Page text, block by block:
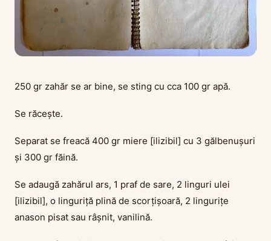
250 gr zahăr se ar bine, se sting cu cca 100 gr apă.
Se răcește.
Separat se freacă 400 gr miere [ilizibil] cu 3 gălbenușuri
și 300 gr făină.
Se adaugă zahărul ars, 1 praf de sare, 2 linguri ulei
[ilizibil], o linguriță plină de scorțișoară, 2 lingurițe
anason pisat sau râșnit, vanilină.